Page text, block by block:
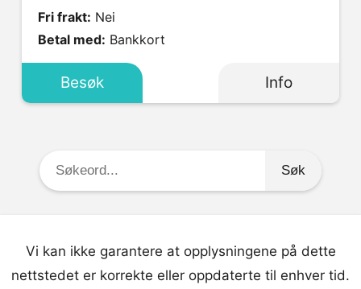
Fri frakt: Nei
Betal med: Bankkort
Besøk Info
Søkeord:
Vi kan ikke garantere at opplysningene på dette
nettstedet er korrekte eller oppdaterte til enhver tid.